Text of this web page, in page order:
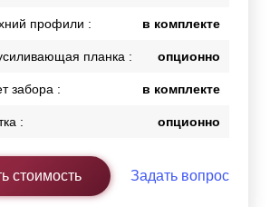
профили : в комплекте
планка : опционно
забора : в комплекте
: опционно
стоимость Задать вопрос